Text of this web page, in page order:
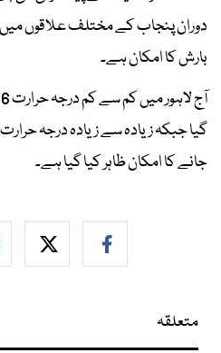
دوران پنجاب کے مختلف علاقوں میں
بارش کا امکان ہے۔
جانے کا امکان ظاہر کیا گیا ہے۔
متعلقہ